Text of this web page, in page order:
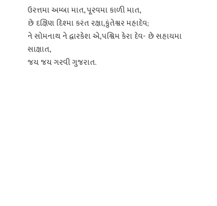
ઉરત્તમા અમ્બા માત, પૂરવમા કાળી માત,
છે દક્ષિણ દિશ્મા કરંત રક્ષા,કુંતેશ્વર મહાદેવ;
ને સોમનાથ ને દ્વારકેશ એ,પશ્વિમ કેરા દેવ- છે સહાયમા
સાક્ષાત,
જય જય ગરવી ગુજરાત.